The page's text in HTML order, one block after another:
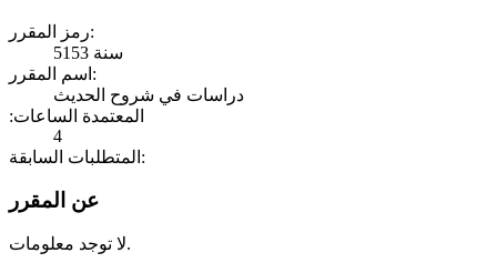
رمز المقرر:
سنة 5153
اسم المقرر:
دراسات في شروح الحديث
:المعتمدة الساعات
4
المتطلبات السابقة:
عن المقرر
لا توجد معلومات.